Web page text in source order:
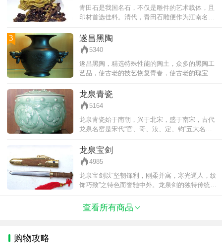
青田石是我国名石，不仅是雕件的艺术载体，且
印材首选佳料。清代，青田石雕便作为江南名产
细腻精巧，形神兼备。基调为写实
3 遂昌黑陶
5340
遂昌黑陶，精选特殊性能的陶土，众多的黑陶工
艺品，使古老的技艺恢复青春，使古老的瑰宝重
重，古色古香。黑陶工艺品是装饰环
龙泉青瓷
5164
龙泉青瓷始于南朝，兴于北宋，盛于南宋，古代
龙泉名窑是宋代“官、哥、汝、定、钧”五大名窑
线条明快流畅、造型端庄浑朴、
龙泉宝剑
4985
龙泉宝剑以“坚韧锋利，刚柔并寓，寒光逼人，纹
饰巧致”之特色而誉驰中外。龙泉剑的独特传统文
上呈若隐若现的岩状纹或松
查看所有商品
购物攻略